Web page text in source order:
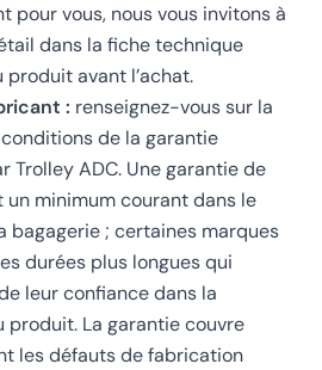
pour vous, nous vous invitons à
dans la fiche technique
avant l’achat.
: renseignez-vous sur la
de la garantie
Trolley ADC. Une garantie de
un minimum courant dans le
bagagerie ; certaines marques
durées plus longues qui
leur confiance dans la
produit. La garantie couvre
les défauts de fabrication